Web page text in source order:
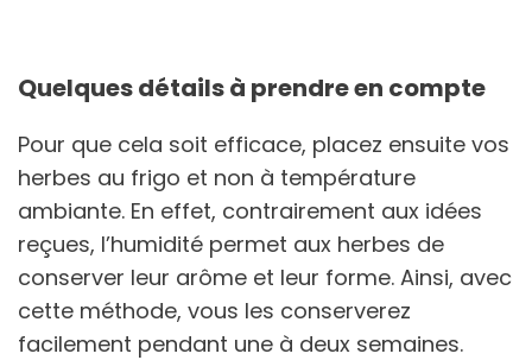
Quelques détails à prendre en compte
Pour que cela soit efficace, placez ensuite vos
herbes au frigo et non à température
ambiante. En effet, contrairement aux idées
reçues, l’humidité permet aux herbes de
conserver leur arôme et leur forme. Ainsi, avec
cette méthode, vous les conserverez
facilement pendant une à deux semaines.